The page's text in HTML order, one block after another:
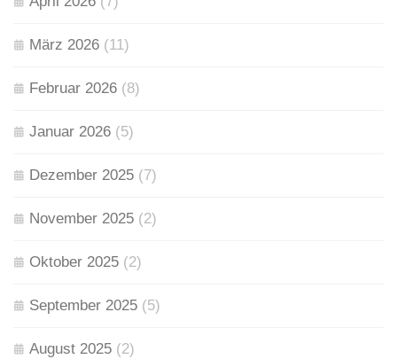
März 2026 (11)
Februar 2026 (8)
Januar 2026 (5)
Dezember 2025 (7)
November 2025 (2)
Oktober 2025 (2)
September 2025 (5)
August 2025 (2)